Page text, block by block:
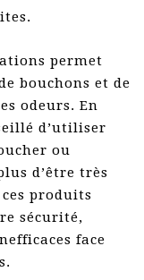
permet
bouchons et de
odeurs. En
d’utiliser
ou
d’être très
produits
sécurité,
face